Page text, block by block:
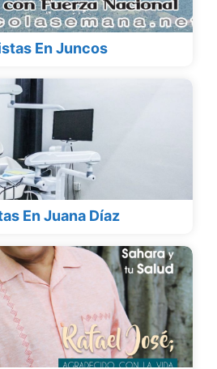
En Juncos
En Juana Díaz